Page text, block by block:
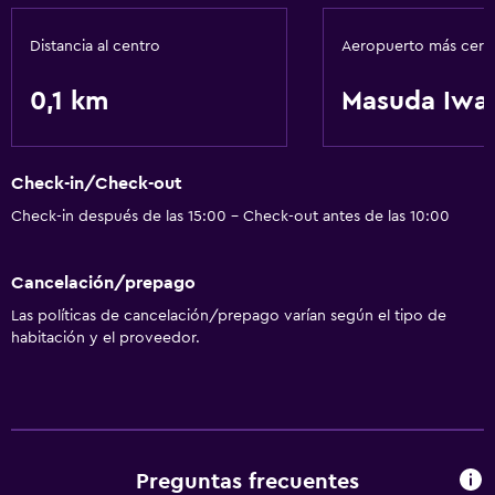
Distancia al centro
0,1 km
Aeropuerto más
Masuda
Check-in/Check-out
Check-in después de las 15:00 - Check-out antes de las 10:00
Cancelación/prepago
Las políticas de cancelación/prepago varían según el tipo de
habitación y el proveedor.
Preguntas frecuentes